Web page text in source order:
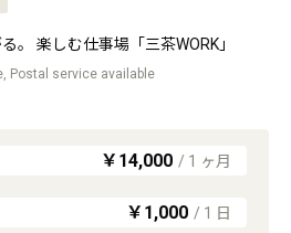
。 楽しむ仕事場「三茶WORK」
Postal service available
￥14,000 / 1 ヶ月
￥1,000 / 1 日